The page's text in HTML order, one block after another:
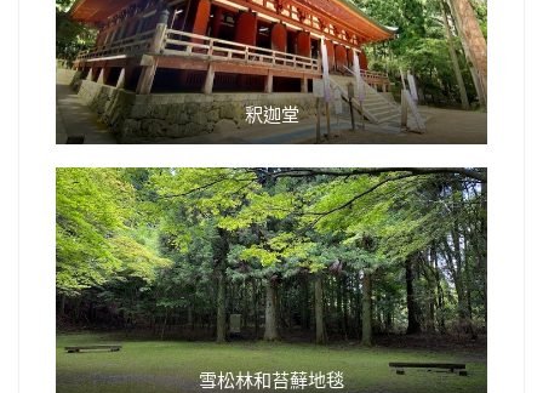
釈迦堂
雪松林和苔蘚地毯